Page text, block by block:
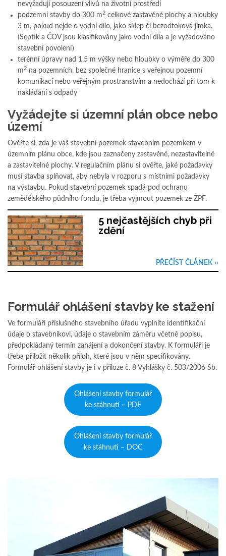
nevyžadují posouzení vlivů na životní prostředí
podzemní stavby do 300 m2 celkové zastavěné plochy a hloubky
3 m, pokud nejde o vodní dílo, jako sklep či bezodtoková jímka.
(Septik a ČOV jsou klasifikovány jako vodní díla a je vyžadováno
stavební povolení)
terénní úpravy nad 1,5 m výšky nebo hloubky o výměře do 300
m2 na pozemních, bez společné hranice s veřejnou pozemní
komunikací nebo veřejným prostranstvím a nedochází při tom k
nakládání s odpady
Vyžádejte si územní plán obce nebo
území
Ověřte si, zda je váš stavební pozemek stavebním pozemkem v
územním plánu obce, kde jsou zaznačeny zastavěné, nezastavitelné
a zastavitelné plochy. V regulačním plánu si ověřte, jaké požadavky
musí stavba splňovat, aby nebyla v rozporu s místními požadavky
na výstavbu. Pokud stavební pozemek spadá pod ochranu
zemědělského půdního fondu, je třeba vyjmout pozemek ze ZPF.
5 nejčastějších chyb při
zdění
PŘEČÍST ČLÁNEK ››
Formulář ohlášení stavby ke stažení
Ve formuláři příslušného stavebního úřadu vyplníte identifikační
údaje o stavebníkovi, údaje o stavebním záměru včetně popisu,
předpokládaný termín zahájení a dokončení stavby. K formuláři je
třeba přiložit několik příloh, které jsou v něm specifikovány.
Formulář ohlášení stavby je i v příloze č. 8 Vyhlášky č. 503/2006 Sb.
Ohlášení stavby formulář
ke stáhnutí – PDF
Ohlášení stavby formulář
ke stáhnutí – DOC